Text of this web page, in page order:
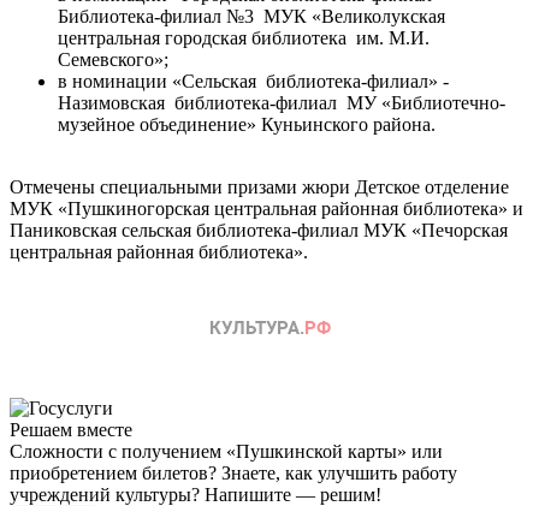
Библиотека-филиал №3 МУК «Великолукская
центральная городская библиотека им. М.И.
Семевского»;
в номинации «Сельская библиотека-филиал» -
Назимовская библиотека-филиал МУ «Библиотечно-
музейное объединение» Куньинского района.
Отмечены специальными призами жюри Детское отделение
МУК «Пушкиногорская центральная районная библиотека» и
Паниковская сельская библиотека-филиал МУК «Печорская
центральная районная библиотека».
Решаем вместе
Сложности с получением «Пушкинской карты» или
приобретением билетов? Знаете, как улучшить работу
учреждений культуры? Напишите — решим!